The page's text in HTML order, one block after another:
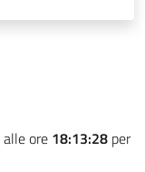
alle ore 18:13:28 per